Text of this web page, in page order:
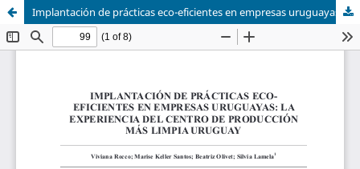
Implantación de prácticas eco-eficientes en empresas uruguayas